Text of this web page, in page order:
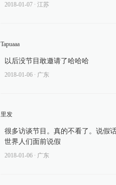
2018-01-07 ∙ 江苏
Tapuaaa
以后没节目敢邀请了哈哈哈
2018-01-06 ∙ 广东
里发
很多访谈节目。真的不看了。说假
世界人们面前说假
2018-01-06 ∙ 广东